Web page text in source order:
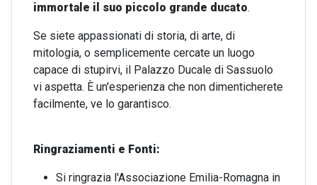
immortale il suo piccolo grande ducato.
Se siete appassionati di storia, di arte, di
mitologia, o semplicemente cercate un luogo
capace di stupirvi, il Palazzo Ducale di Sassuolo
vi aspetta. È un'esperienza che non dimenticherete
facilmente, ve lo garantisco.
Ringraziamenti e Fonti:
Si ringrazia l'Associazione Emilia-Romagna in